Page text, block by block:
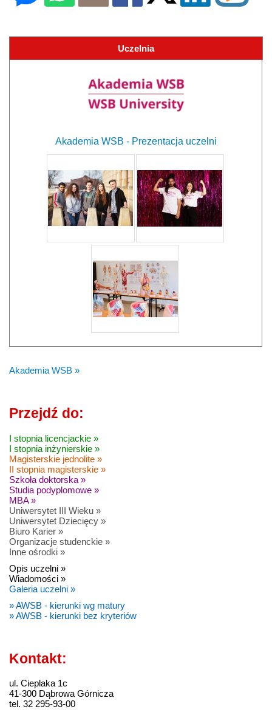
Uczelnia
Akademia WSB - Prezentacja uczelni
Akademia WSB »
Przejdź do:
I stopnia licencjackie »
I stopnia inżynierskie »
Magisterskie jednolite »
II stopnia magisterskie »
Szkoła doktorska »
Studia podyplomowe »
MBA »
Uniwersytet III Wieku »
Uniwersytet Dziecięcy »
Biuro Karier »
Organizacje studenckie »
Inne ośrodki »
Opis uczelni »
Wiadomości »
Galeria uczelni »
» AWSB - kierunki wg matury
» AWSB - kierunki bez kryteriów
Kontakt:
ul. Cieplaka 1c
41-300 Dąbrowa Górnicza
tel. 32 295-93-00